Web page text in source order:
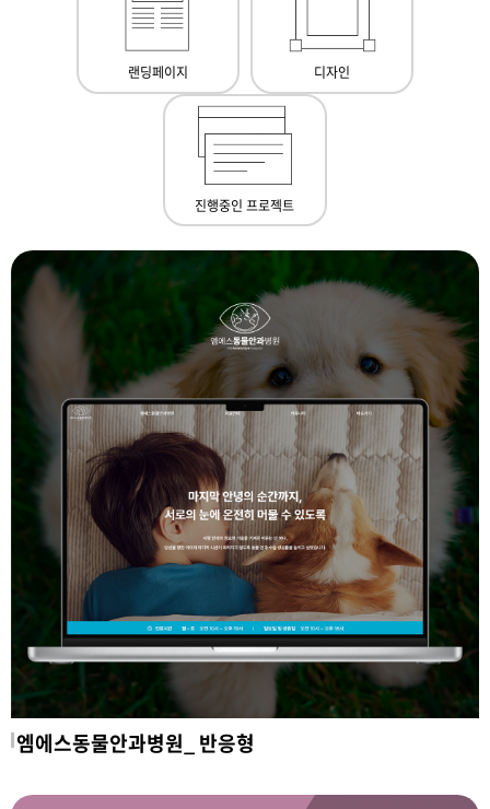
랜딩페이지 디자인
진행중인 프로젝트
엠에스동물안과병원_ 반응형